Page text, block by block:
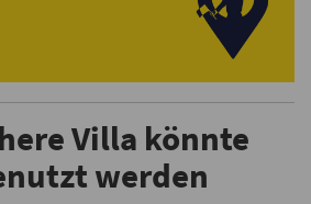
Villa könnte
werden